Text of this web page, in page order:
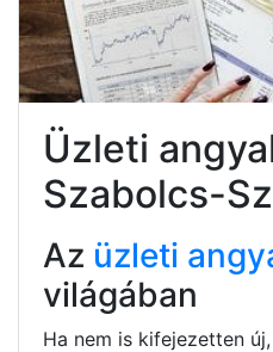
Üzleti
Szabolcs-
Az üzleti
világában
Ha nem is kifejezetten